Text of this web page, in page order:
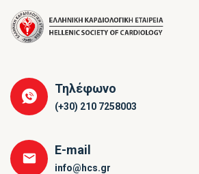
Τηλέφωνο
(+30) 210 7258003
E-mail
info@hcs.gr